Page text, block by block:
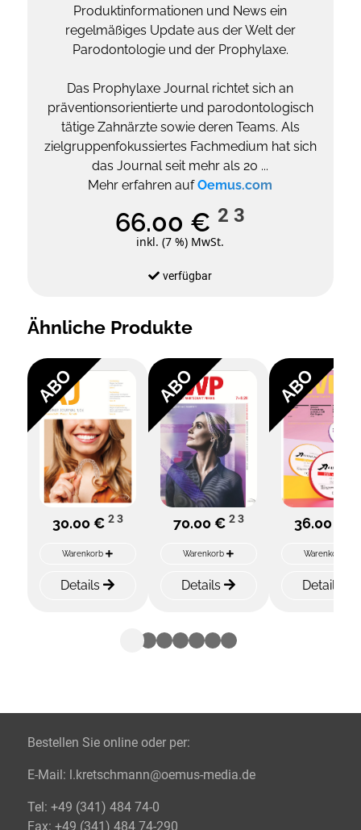
Produktinformationen und News ein
regelmäßiges Update aus der Welt der
Parodontologie und der Prophylaxe.
Das Prophylaxe Journal richtet sich an
präventionsorientierte und parodontologisch
tätige Zahnärzte sowie deren Teams. Als
zielgruppenfokussiertes Fachmedium hat sich
das Journal seit mehr als 20 ...
Mehr erfahren aufOemus.com
66.00 € 2 3
inkl. (7 %) MwSt.
verfügbar
Ähnliche Produkte
ABO
30.00 € 2 3
Warenkorb
Details
ABO
70.00 € 2 3
Warenkorb
Details
ABO
36.00 €
Warenkorb
Details
Bestellen Sie online oder per:
E-Mail: l.kretschmann@oemus-media.de
Tel: +49 (341) 484 74-0
Fax: +49 (341) 484 74-290